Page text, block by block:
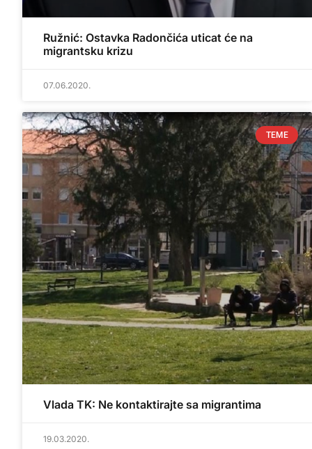
Ružnić: Ostavka Radončića uticat će na
migrantsku krizu
07.06.2020.
TEME
Vlada TK: Ne kontaktirajte sa migrantima
19.03.2020.